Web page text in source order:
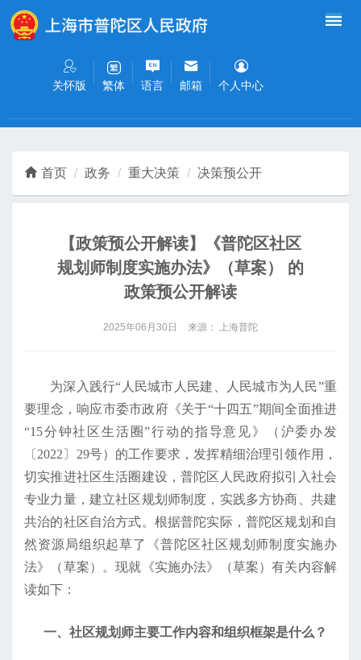
无障碍操作说明
关怀版 繁体 语言 邮箱 个人中心
首页 政务 重大决策 决策预公开
【政策预公开解读】《普陀区社区
规划师制度实施办法》（草案） 的
政策预公开解读
2025年06月30日 来源： 上海普陀
为深入践行“人民城市人民建、人民城市为人民”重
要理念，响应市委市政府《关于“十四五”期间全面推进
“15分钟社区生活圈”行动的指导意见》（沪委办发
〔2022〕29号）的工作要求，发挥精细治理引领作用，
切实推进社区生活圈建设，普陀区人民政府拟引入社会
专业力量，建立社区规划师制度，实践多方协商、共建
共治的社区自治方式。根据普陀实际，普陀区规划和自
然资源局组织起草了《普陀区社区规划师制度实施办
法》（草案）。现就《实施办法》（草案）有关内容解
读如下：
一、社区规划师主要工作内容和组织框架是什么？